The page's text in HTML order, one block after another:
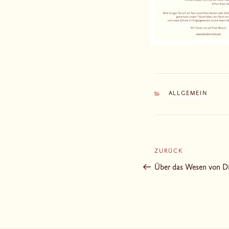
KATEGORIEN
ALLGEMEIN
Vorheriger
Beitrag
ZURÜCK
Über das Wesen von